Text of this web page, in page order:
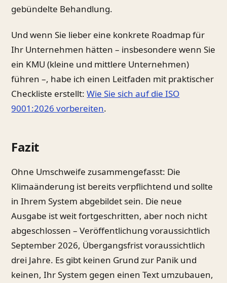
gebündelte Behandlung.
Und wenn Sie lieber eine konkrete Roadmap für
Ihr Unternehmen hätten – insbesondere wenn Sie
ein KMU (kleine und mittlere Unternehmen)
führen –, habe ich einen Leitfaden mit praktischer
Checkliste erstellt:Wie Sie sich auf die ISO
9001:2026 vorbereiten.
Fazit
Ohne Umschweife zusammengefasst: Die
Klimaänderung ist bereits verpflichtend und sollte
in Ihrem System abgebildet sein. Die neue
Ausgabe ist weit fortgeschritten, aber noch nicht
abgeschlossen – Veröffentlichung voraussichtlich
September 2026, Übergangsfrist voraussichtlich
drei Jahre. Es gibt keinen Grund zur Panik und
keinen, Ihr System gegen einen Text umzubauen,